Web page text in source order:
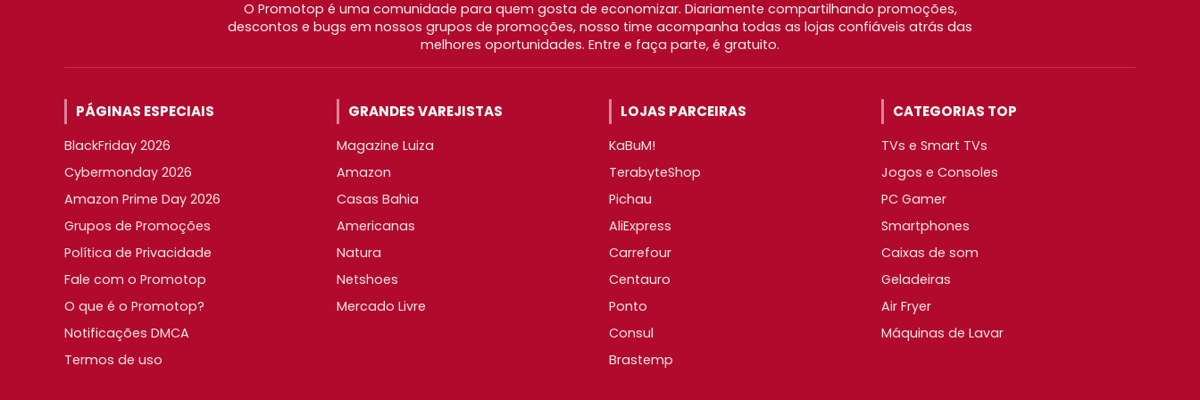
O Promotop é uma comunidade para quem gosta de economizar. Diariamente compartilhando promoções,
descontos e bugs em nossos grupos de promoções, nosso time acompanha todas as lojas confiáveis atrás das
melhores oportunidades. Entre e faça parte, é gratuito.
PÁGINAS ESPECIAIS
BlackFriday 2026
Cybermonday 2026
Amazon Prime Day 2026
Grupos de Promoções
Política de Privacidade
Fale com o Promotop
O que é o Promotop?
Notificações DMCA
Termos de uso
GRANDES VAREJISTAS
Magazine Luiza
Amazon
Casas Bahia
Americanas
Natura
Netshoes
Mercado Livre
LOJAS PARCEIRAS
KaBuM!
TerabyteShop
Pichau
AliExpress
Carrefour
Centauro
Ponto
Consul
Brastemp
CATEGORIAS TOP
TVs e Smart TVs
Jogos e Consoles
PC Gamer
Smartphones
Caixas de som
Geladeiras
Air Fryer
Máquinas de Lavar